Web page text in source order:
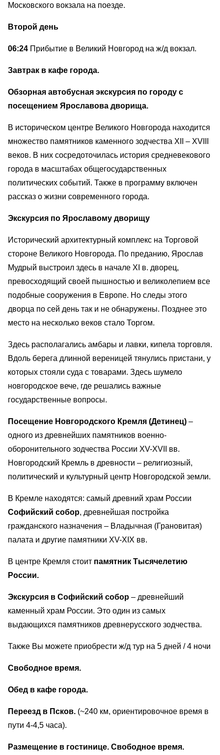
Московского вокзала на поезде.
Второй день
06:24 Прибытие в Великий Новгород на ж/д вокзал.
Завтрак в кафе города.
Обзорная автобусная экскурсия по городу с
посещением Ярославова дворища.
В историческом центре Великого Новгорода находится
множество памятников каменного зодчества ХII – ХVIII
веков. В них сосредоточилась история средневекового
города в масштабах общегосударственных
политических событий. Также в программу включен
рассказ о жизни современного города.
Экскурсия по Ярославому дворищу
Исторический архитектурный комплекс на Торговой
стороне Великого Новгорода. По преданию, Ярослав
Мудрый выстроил здесь в начале ХI в. дворец,
превосходящий своей пышностью и великолепием все
подобные сооружения в Европе. Но следы этого
дворца по сей день так и не обнаружены. Позднее это
место на несколько веков стало Торгом.
Здесь располагались амбары и лавки, кипела торговля.
Вдоль берега длинной вереницей тянулись пристани, у
которых стояли суда с товарами. Здесь шумело
новгородское вече, где решались важные
государственные вопросы.
Посещение Новгородского Кремля (Детинец) –
одного из древнейших памятников военно-
оборонительного зодчества России XV-XVII вв.
Новгородский Кремль в древности – религиозный,
политический и культурный центр Новгородской земли.
В Кремле находятся: самый древний храм России
Софийский собор, древнейшая постройка
гражданского назначения – Владычная (Грановитая)
палата и другие памятники XV-XIX вв.
В центре Кремля стоит памятник Тысячелетию
России.
Экскурсия в Софийский собор – древнейший
каменный храм России. Это один из самых
выдающихся памятников древнерусского зодчества.
Также Вы можете приобрести ж/д тур на 5 дней / 4 ночи
Свободное время.
Обед в кафе города.
Переезд в Псков. (~240 км, ориентировочное время в
пути 4-4,5 часа).
Размещение в гостинице. Свободное время.